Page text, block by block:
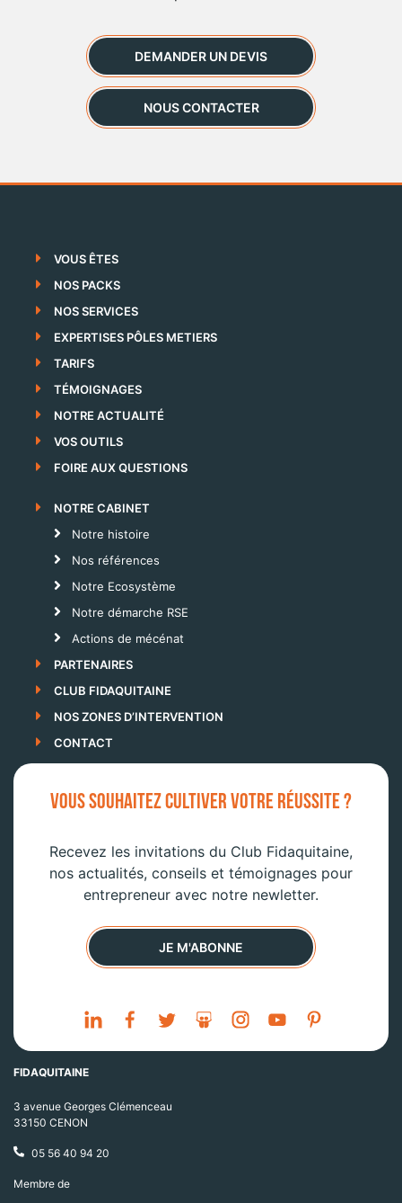
DEMANDER UN DEVIS
NOUS CONTACTER
VOUS ÊTES
NOS PACKS
NOS SERVICES
EXPERTISES PÔLES METIERS
TARIFS
TÉMOIGNAGES
NOTRE ACTUALITÉ
VOS OUTILS
FOIRE AUX QUESTIONS
NOTRE CABINET
Notre histoire
Nos références
Notre Ecosystème
Notre démarche RSE
Actions de mécénat
PARTENAIRES
CLUB FIDAQUITAINE
NOS ZONES D’INTERVENTION
CONTACT
VOUS SOUHAITEZ CULTIVER VOTRE RÉUSSITE ?
Recevez les invitations du Club Fidaquitaine,
nos actualités, conseils et témoignages pour
entrepreneur avec notre newletter.
JE M'ABONNE
FIDAQUITAINE
3 avenue Georges Clémenceau
33150 CENON
05 56 40 94 20
Membre de